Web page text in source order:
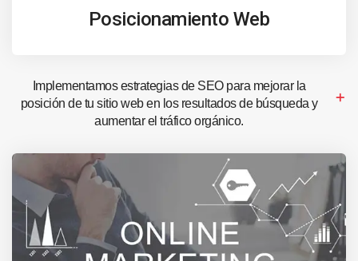
Posicionamiento Web
Implementamos estrategias de SEO para mejorar la
posición de tu sitio web en los resultados de búsqueda y
aumentar el tráfico orgánico.